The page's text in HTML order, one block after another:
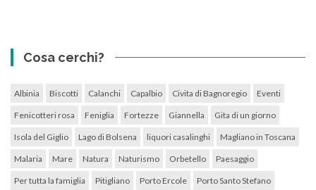
Cosa cerchi?
Albinia Biscotti Calanchi Capalbio Civita di Bagnoregio Eventi
Fenicotteri rosa Feniglia Fortezze Giannella Gita di un giorno
Isola del Giglio Lago di Bolsena liquori casalinghi Magliano in Toscana
Malaria Mare Natura Naturismo Orbetello Paesaggio
Per tutta la famiglia Pitigliano Porto Ercole Porto Santo Stefano